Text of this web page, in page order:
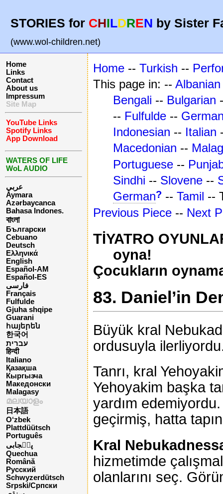
STORIES for CHILDREN by Sister
(www.wol-children.net)
Home
Links
Contact
About us
Impressum
Site Map
YouTube Links
Spotify Links
App Download
WATERS OF LIFE
WoL AUDIO
عربي
Aymara
Azərbaycanca
Bahasa Indones.
বাংলা
Български
Cebuano
Deutsch
Ελληνικά
English
Español-AM
Español-ES
فارسی
Français
Fulfulde
Gjuha shqipe
Guarani
հայերեն
한국어
עברית
हिन्दी
Italiano
Қазақша
Кыргызча
Македонски
Malagasy
മലയാളം
日本語
O‘zbek
Plattdüütsch
Português
پن٘جابی
Quechua
Română
Русский
Schwyzerdütsch
Srpski/Српски
Home -- Turkish --
This page in: -- Albanian
Bengali -- Bulgarian
-- Fulfulde --
Indonesian -- Italian
Macedonian --
Portuguese --
Sindhi -- Slovene --
German? -- Tamil --
Previous Piece -- Next
TİYATRO
oyna!
Çocukların
83. Daniel’in
Büyük kral
ordusuyla
Tanrı, kral
Yehoyakim başka
yardım
geçirmiş, hatta
Kral
hizmetimde
olanlarını seç.